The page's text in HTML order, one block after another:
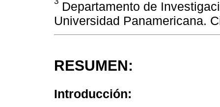
Departamento de
Universidad Panamericana.
RESUMEN:
Introducción: